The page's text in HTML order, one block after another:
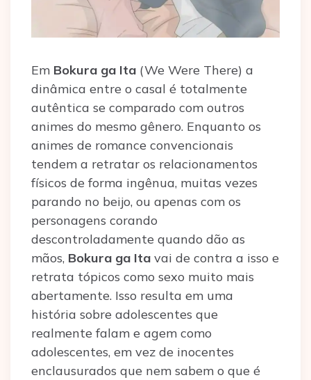
Em Bokura ga Ita (We Were There) a
dinâmica entre o casal é totalmente
autêntica se comparado com outros
animes do mesmo gênero. Enquanto os
animes de romance convencionais
tendem a retratar os relacionamentos
físicos de forma ingênua, muitas vezes
parando no beijo, ou apenas com os
personagens corando
descontroladamente quando dão as
mãos, Bokura ga Ita vai de contra a isso e
retrata tópicos como sexo muito mais
abertamente. Isso resulta em uma
história sobre adolescentes que
realmente falam e agem como
adolescentes, em vez de inocentes
enclausurados que nem sabem o que é